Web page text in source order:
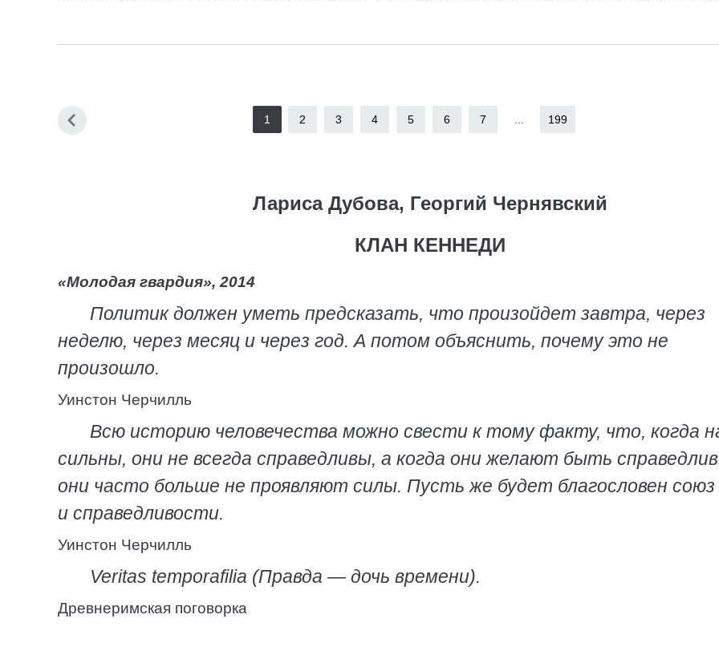
1 2 3 4 5 6 7 199
Лариса Дубова, Георгий Чернявский
КЛАН КЕННЕДИ
«Молодая гвардия», 2014
Политик должен уметь предсказать, что произойдет завтра, через
неделю, через месяц и через год. А потом объяснить, почему это не
произошло.
Уинстон Черчилль
Всю историю человечества можно свести к тому факту, что, когда
сильны, они не всегда справедливы, а когда они желают быть
они часто больше не проявляют силы. Пусть же будет благословен
и справедливости.
Уинстон Черчилль
Veritas temporafilia (Правда — дочь времени).
Древнеримская поговорка